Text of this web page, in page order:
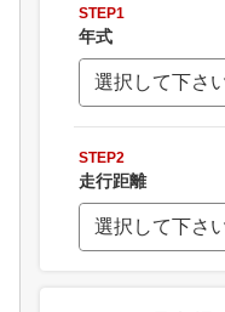
STEP1
年式
STEP2
走行距離